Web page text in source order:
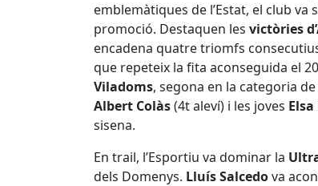
emblemàtiques de l’Estat, el club va
promoció. Destaquen les victòries
encadena quatre triomfs
que repeteix la fita aconseguida el
Viladoms, segona en la categoria
Albert Colàs(4t aleví) i les joves
sisena.
En trail, l’Esportiu va dominar la
dels Domenys. Lluís Salcedova